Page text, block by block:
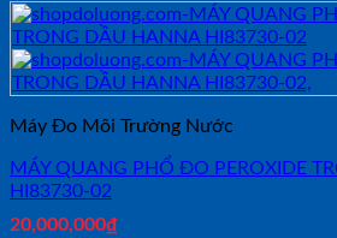
Máy Đo Môi Trường Nước
MÁY QUANG PHỔ ĐO PEROXIDE
HI83730-02
20,000,000₫